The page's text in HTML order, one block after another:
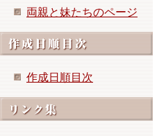
両親と妹たちのページ
作成日順目次